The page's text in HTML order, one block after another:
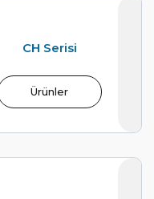
CH Serisi
Ürünler